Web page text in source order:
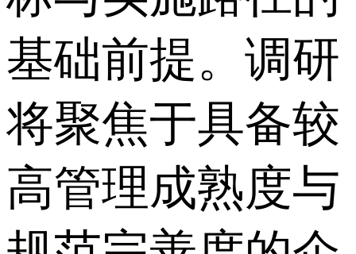
基础前提。调研
将聚焦于具备较
高管理成熟度与